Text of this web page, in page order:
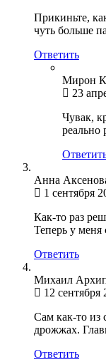
Прикиньте,
чуть больше
Ответить
Мирон
23
Чувак,
реально
Анна
1 сентября
Как-то раз
Теперь у
Ответить
Михаил
12 сентября
Сам как-то из
дрожжах.
Ответить